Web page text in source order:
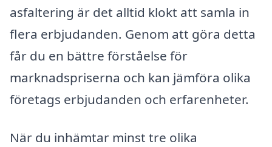
asfaltering är det alltid klokt att samla in
flera erbjudanden. Genom att göra detta
får du en bättre förståelse för
marknadspriserna och kan jämföra olika
företags erbjudanden och erfarenheter.
När du inhämtar minst tre olika